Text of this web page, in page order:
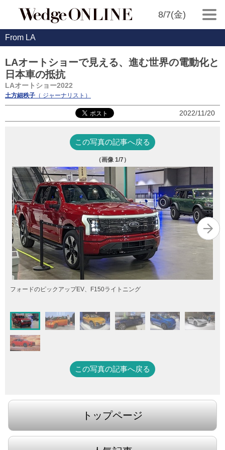
8/7(金)
From LA
LAオートショーで見える、進む世界の電動化と
日本車の抵抗
LAオートショー2022
土方細秩子 （ ジャーナリスト）
2022/11/20
この写真の記事へ戻る
（画像 1/7）
フォードのピックアップEV、F150ライトニング
この写真の記事へ戻る
トップページ